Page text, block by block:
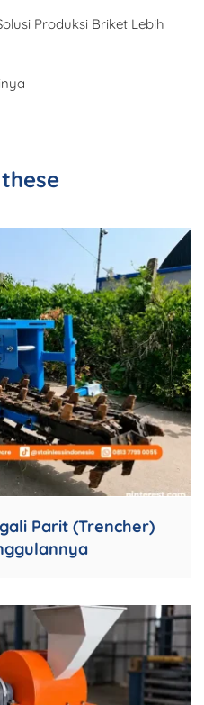
Produksi Briket Lebih
Parit (Trencher)